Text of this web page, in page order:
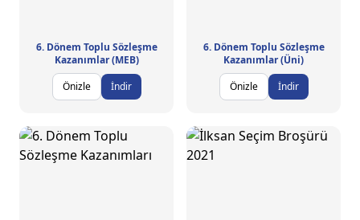
6. Dönem Toplu Sözleşme
Kazanımlar (MEB)
Önizle
İndir
6. Dönem Toplu Sözleşme
Kazanımlar (Üni)
Önizle
İndir